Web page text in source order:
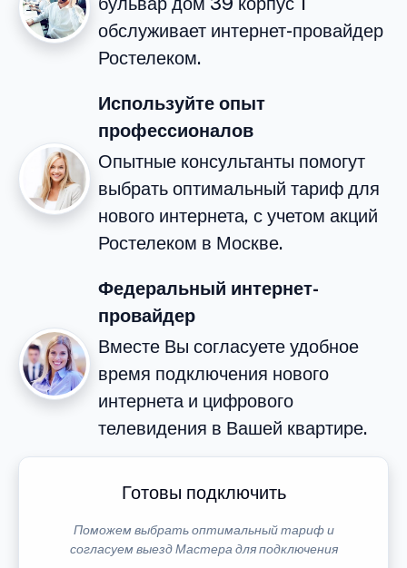
обслуживает интернет-провайдер
Ростелеком.
Используйте опыт
профессионалов
Опытные консультанты помогут
выбрать оптимальный тариф для
нового интернета, с учетом акций
Ростелеком в Москве.
Федеральный интернет-
провайдер
Вместе Вы согласуете удобное
время подключения нового
интернета и цифрового
телевидения в Вашей квартире.
Готовы подключить
Поможем выбрать оптимальный тариф и
согласуем выезд Мастера для подключения